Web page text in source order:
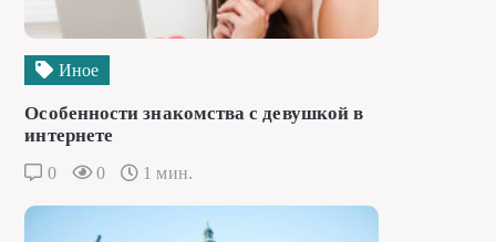
Иное
Особенности знакомства с девушкой в
интернете
0 0 1 мин.